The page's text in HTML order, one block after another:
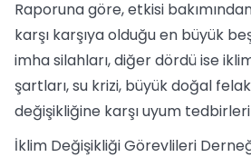
Raporuna göre, etkisi
karşı karşıya olduğu en büyük
imha silahları, diğer dördü ise
şartları, su krizi, büyük doğal
değişikliğine karşı uyum
İklim Değişikliği Görevlileri